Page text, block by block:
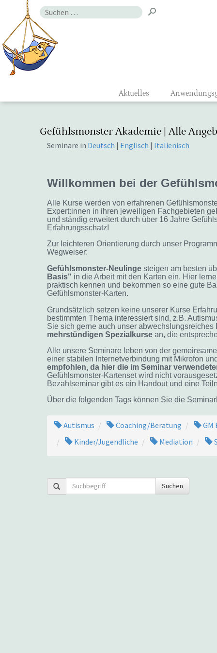
Aktuelles
Suchen
Gefühlsmonster Akademie | Alle
Seminare in Deutsch | Englisch | Italienisch
Willkommen bei der
Alle Kurse werden von erfahrenen
Expert:innen in ihren jeweiligen Fachgebieten
und ständig erweitert durch über 16 Jahre
Erfahrungsschatz!
Zur leichteren Orientierung durch unser
Wegweiser:
Gefühlsmonster-Neulinge steigen am besten
Basis" in die Arbeit mit den Karten ein. Hier
praktisch kennen und bekommen so eine gute
Gefühlsmonster-Karten.
Grundsätzlich setzen keine unserer Kurse
bestimmten Thema interessiert sind, z.B.
Sie sich gerne auch unser abwechslungsreiches
mehrstündigen Spezialkurse an, die
Alle unsere Seminare leben von der
einer stabilen Internetverbindung mit Mikrofon
empfohlen, da hier die im Seminar
Gefühlsmonster-Kartenset wird nicht
Bezahlseminar gibt es ein Handout und eine
Über die folgenden Tags können Sie die
Autismus Coaching/Beratung GM
Kinder/Jugendliche
Mediation
Suchen